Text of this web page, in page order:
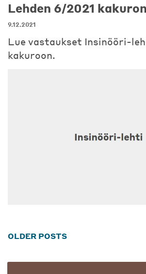
Lehden 6/2021
9.12.2021
Lue vastaukset Insinööri-
kakuroon.
Posts
OLDER POSTS